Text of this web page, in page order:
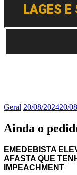
LAGES
Geral 20/08/202420/
Ainda o
EMEDEBISTA
AFASTA QUE
IMPEACHMENT